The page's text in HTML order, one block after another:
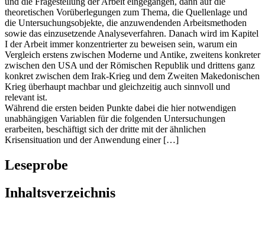
theoretischen Vorüberlegungen zum Thema, die Quellenlage und
die Untersuchungsobjekte, die anzuwendenden Arbeitsmethoden
sowie das einzusetzende Analyseverfahren. Danach wird im Kapitel
I der Arbeit immer konzentrierter zu beweisen sein, warum ein
Vergleich erstens zwischen Moderne und Antike, zweitens konkreter
zwischen den USA und der Römischen Republik und drittens ganz
konkret zwischen dem Irak-Krieg und dem Zweiten Makedonischen
Krieg überhaupt machbar und gleichzeitig auch sinnvoll und
relevant ist.
Während die ersten beiden Punkte dabei die hier notwendigen
unabhängigen Variablen für die folgenden Untersuchungen
erarbeiten, beschäftigt sich der dritte mit der ähnlichen
Krisensituation und der Anwendung einer […]
Leseprobe
Inhaltsverzeichnis